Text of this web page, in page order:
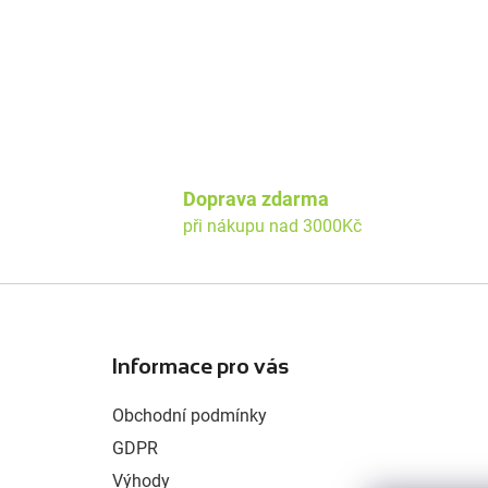
Doprava zdarma
při nákupu nad 3000Kč
Informace pro vás
Obchodní podmínky
GDPR
Výhody